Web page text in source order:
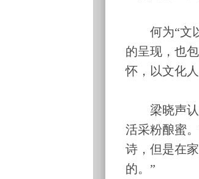
何为“文以
的呈现，也
怀，以文化
梁晓声认
活采粉酿蜜
诗，但是在
的。”